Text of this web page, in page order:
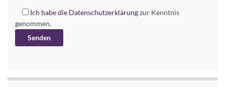
Ich habe die Datenschutzerklärungzur Kenntnis
genommen.